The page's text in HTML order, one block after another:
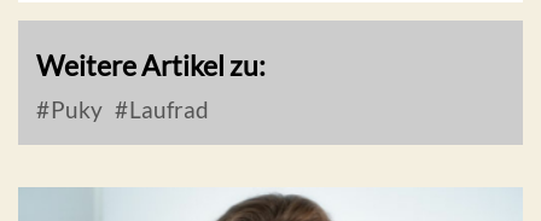
Weitere Artikel zu:
Puky Laufrad